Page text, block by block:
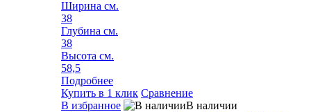
Ширина см.
38
Глубина см.
38
Высота см.
58,5
Подробнее
Купить в 1 клик Сравнение
В избранное
В наличии